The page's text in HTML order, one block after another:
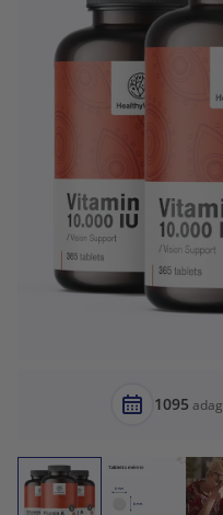
1095 adag